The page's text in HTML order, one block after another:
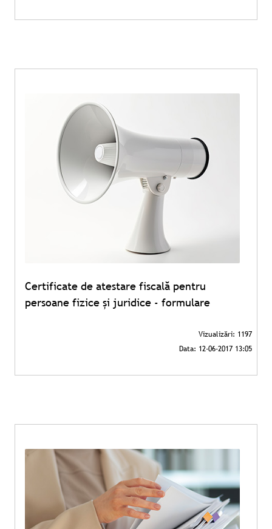
Certificate de atestare fiscală pentru
persoane fizice și juridice - formulare